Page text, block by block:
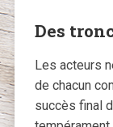
Des
Les acteurs
de chacun
succès final